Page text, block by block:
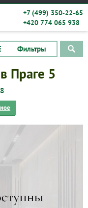
+7 (499) 350-22-65
+420 774 065 938
Фильтры
Праге 5